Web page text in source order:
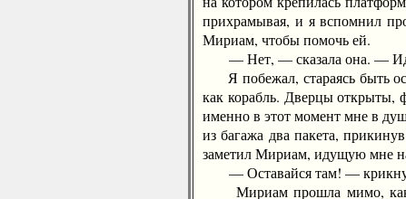
прихрамывая, и я вспомнил
Мириам, чтобы помочь ей.
— Нет, — сказала она. — Иди
Я побежал, стараясь быть
как корабль. Дверцы открыты,
именно в этот момент мне в
из багажа два пакета,
заметил Мириам, идущую мне
— Оставайся там! —
Мириам прошла мимо, как